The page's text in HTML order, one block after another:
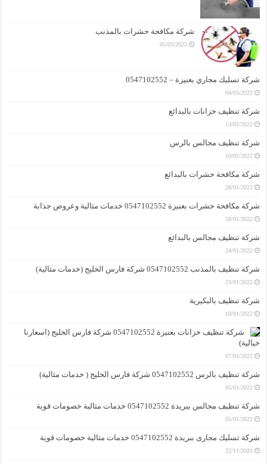
شركة مكافحة حشرات بالمذنب
05/03/2022
شركة تسليك مجاري بعنيزة – 0547102552
04/03/2022
شركة تنظيف خزانات بالبدائع
13/02/2022
شركة تنظيف مجالس بالرس
10/02/2022
شركة مكافحة حشرات بالبدائع
28/01/2022
شركة مكافحة حشرات بعنيزة 0547102552 خدمات مثالية وعروض جذابة
28/01/2022
شركة تنظيف مجالس بالبدائع
24/01/2022
شركة تنظيف بالمذنب 0547102552 شركة فارس الخليج (خدمات مثالية)
23/01/2022
شركة تنظيف بالبكيرية
10/01/2022
شركة تنظيف خزانات بعنيزة 0547102552 شركة فارس الخليج (اسعارنا
خيالية)
07/01/2022
شركة تنظيف بالرس 0547102552 شركة فارس الخليج ( خدمات مثالية)
05/01/2022
شركة تنظيف مجالس ببريدة 0547102552 خدمات مثالية خصومات قوية
05/01/2022
شركة تسليك مجارى ببريدة 0547102552 خدمات مثالية خصومات قوية
22/11/2021